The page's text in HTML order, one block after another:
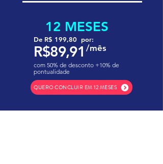
12 MESES
De R$ 199,80 por:
R$89,91 /mês
com 50% de desconto +10% de
pontualidade
QUERO CONCLUIR EM 12 MESES